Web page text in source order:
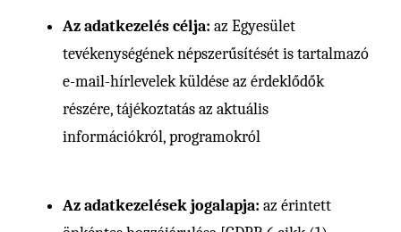
Az adatkezelés célja: az Egyesület
tevékenységének népszerűsítését is tartalmazó
e-mail-hírlevelek küldése az érdeklődők
részére, tájékoztatás az aktuális
információkról, programokról
Az adatkezelések jogalapja: az érintett